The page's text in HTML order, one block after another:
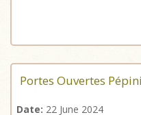
Portes Ouvertes
Date: 22 June 2024